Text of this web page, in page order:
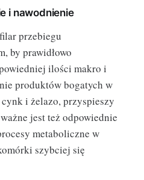
i nawodnienie
przebiegu
by prawidłowo
ilości makro i
produktów bogatych w
i żelazo, przyspieszy
jest też odpowiednie
metaboliczne w
szybciej się